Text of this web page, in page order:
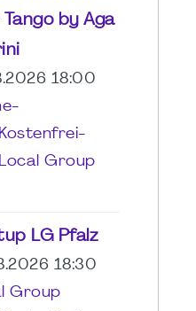
Tango by Aga
18:00
Kostenfrei-
Local Group
LG Pfalz
18:30
Group